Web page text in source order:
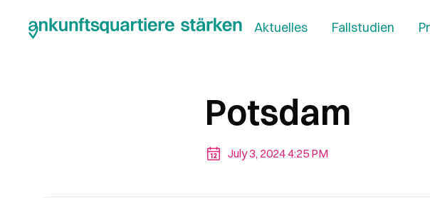
Aktuelles Fallstudien
Potsdam
July 3, 2024 4:25 PM